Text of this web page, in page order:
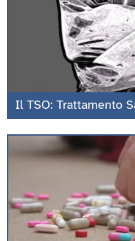
Il TSO: Trattamento